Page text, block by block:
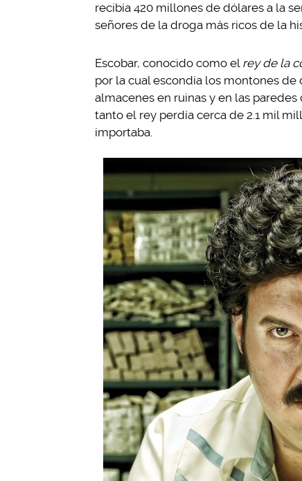
recibía 420 millones de dólares a la
señores de la droga más ricos de la
Escobar, conocido como el rey de la
por la cual escondía los montones
almacenes en ruinas y en las
tanto el rey perdía cerca de 2.1 mil
importaba.